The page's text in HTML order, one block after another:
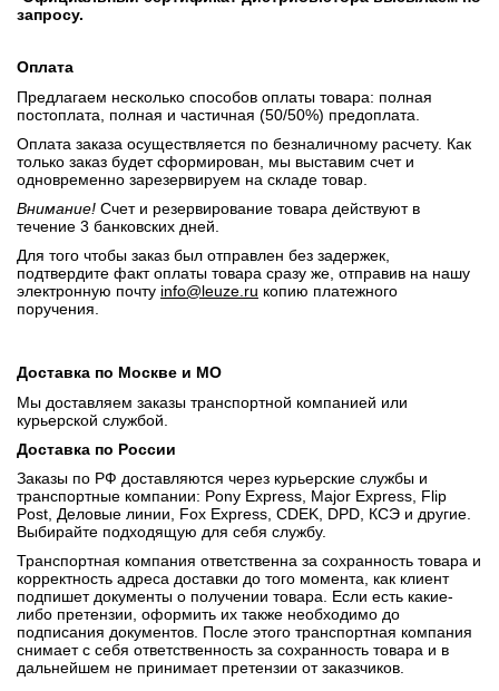
запросу.
Оплата
Предлагаем несколько способов оплаты товара: полная
постоплата, полная и частичная (50/50%) предоплата.
Оплата заказа осуществляется по безналичному расчету. Как
только заказ будет сформирован, мы выставим счет и
одновременно зарезервируем на складе товар.
Внимание! Счет и резервирование товара действуют в
течение 3 банковских дней.
Для того чтобы заказ был отправлен без задержек,
подтвердите факт оплаты товара сразу же, отправив на нашу
электронную почту info@leuze.ru копию платежного
поручения.
Доставка по Москве и МО
Мы доставляем заказы транспортной компанией или
курьерской службой.
Доставка по России
Заказы по РФ доставляются через курьерские службы и
транспортные компании: Pony Express, Major Express, Flip
Post, Деловые линии, Fox Express, CDEK, DPD, КСЭ и другие.
Выбирайте подходящую для себя службу.
Транспортная компания ответственна за сохранность товара и
корректность адреса доставки до того момента, как клиент
подпишет документы о получении товара. Если есть какие-
либо претензии, оформить их также необходимо до
подписания документов. После этого транспортная компания
снимает с себя ответственность за сохранность товара и в
дальнейшем не принимает претензии от заказчиков.